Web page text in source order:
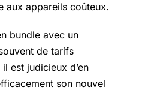
aux appareils coûteux.
bundle avec un
de tarifs
est judicieux d’en
son nouvel